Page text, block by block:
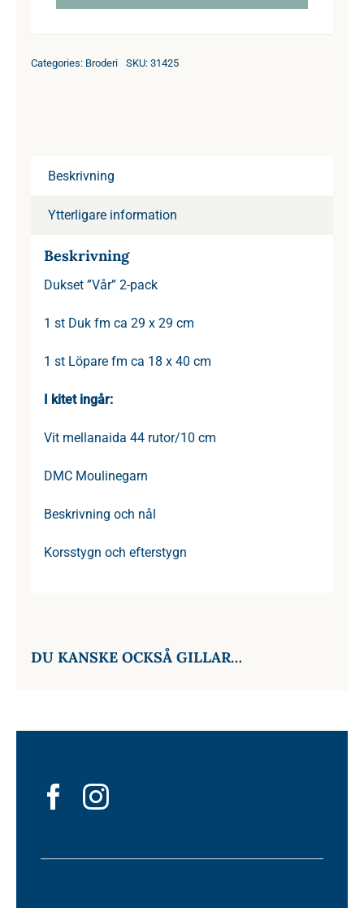
Categories: Broderi SKU: 31425
Beskrivning
Ytterligare information
Beskrivning
Dukset ”Vår” 2-pack
1 st Duk fm ca 29 x 29 cm
1 st Löpare fm ca 18 x 40 cm
I kitet ingår:
Vit mellanaida 44 rutor/10 cm
DMC Moulinegarn
Beskrivning och nål
Korsstygn och efterstygn
DU KANSKE OCKSÅ GILLAR…